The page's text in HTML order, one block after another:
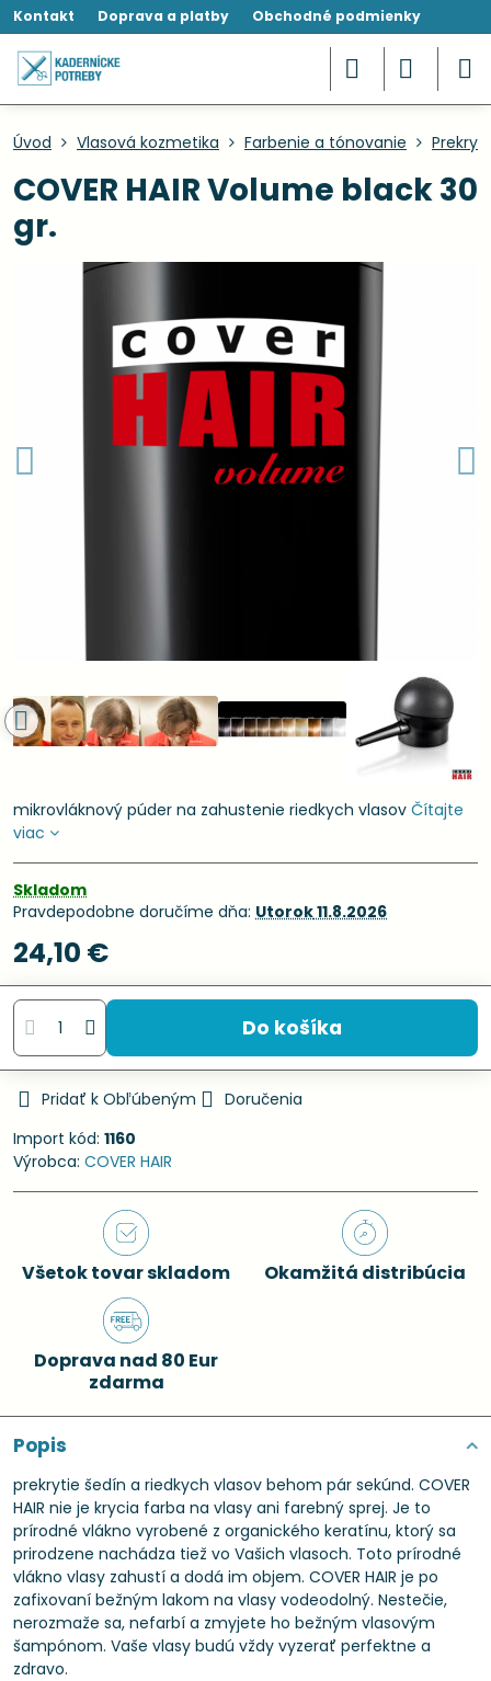
Kontakt Doprava a platby Obchodné podmienky
Úvod Vlasová kozmetika Farbenie a tónovanie
COVER HAIR Volume black 30
gr.
mikrovláknový púder na zahustenie riedkych vlasov Čítajte
viac
Skladom
Pravdepodobne doručíme dňa: Utorok11.8.2026
24,10 €
Do košíka
Pridať k Obľúbeným
Doručenia
Import kód: 1160
Výrobca: COVER HAIR
Všetok tovar skladom Okamžitá distribúcia
Doprava nad 80 Eur
zdarma
Popis
prekrytie šedín a riedkych vlasov behom pár sekúnd. COVER
HAIR nie je krycia farba na vlasy ani farebný sprej. Je to
prírodné vlákno vyrobené z organického keratínu, ktorý sa
prirodzene nachádza tiež vo Vašich vlasoch. Toto prírodné
vlákno vlasy zahustí a dodá im objem. COVER HAIR je po
zafixovaní bežným lakom na vlasy vodeodolný. Nestečie,
nerozmaže sa, nefarbí a zmyjete ho bežným vlasovým
šampónom. Vaše vlasy budú vždy vyzerať perfektne a
zdravo.